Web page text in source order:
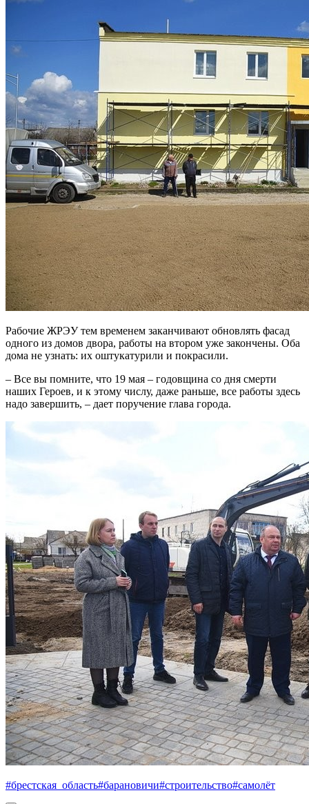
Рабочие ЖРЭУ тем временем заканчивают обновлять фасад
одного из домов двора, работы на втором уже закончены. Оба
дома не узнать: их оштукатурили и покрасили.
– Все вы помните, что 19 мая – годовщина со дня смерти
наших Героев, и к этому числу, даже раньше, все работы здесь
надо завершить, – дает поручение глава города.
#брестская_область#барановичи#строительство#самолёт